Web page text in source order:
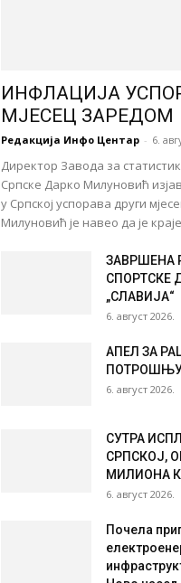
ИНФЛАЦИЈА
МЈЕСЕЦ ЗАРЕДОМ
Редакција Инфо Центар - 6.
Директор Завода за
Српске Дарко Милуновић
у Српској успорава други
Милуновић је навео да је
ЗАВРШЕНА
СПОРТСКЕ
„СЛАВИЈА“
6. август 2026.
АПЕЛ ЗА
6. август 2026.
СУТРА
СРПСКОЈ,
МИЛИОНА
6. август 2026.
Почела